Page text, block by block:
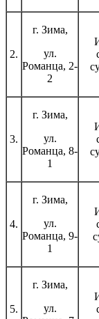
2.
г. Зима,
ул.
Романца, 2-
2
3.
г. Зима,
ул.
Романца, 8-
1
4.
г. Зима,
ул.
Романца, 9-
1
5.
г. Зима,
ул.